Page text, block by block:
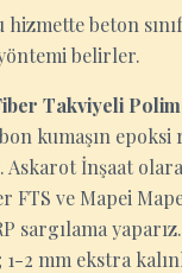
beton
belirler.
Takviyeli
kumaşın epoksi
Askarot İnşaat
FTS ve Mapei
sargılama
2 mm ekstra